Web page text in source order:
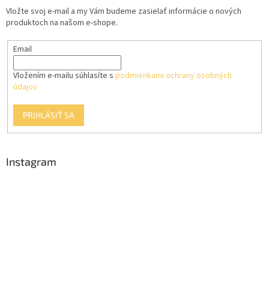
Vložte svoj e-mail a my Vám budeme zasielať informácie o nových
produktoch na našom e-shope.
Email
Vložením e-mailu súhlasíte s podmienkami ochrany osobných
údajov
PRIHLÁSIŤ SA
Instagram